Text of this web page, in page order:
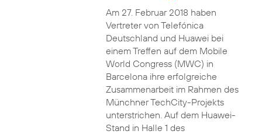
Am 27. Februar 2018 haben
Vertreter von Telefónica
Deutschland und Huawei bei
einem Treffen auf dem Mobile
World Congress (MWC) in
Barcelona ihre erfolgreiche
Zusammenarbeit im Rahmen des
Münchner TechCity-Projekts
unterstrichen. Auf dem Huawei-
Stand in Halle 1 des